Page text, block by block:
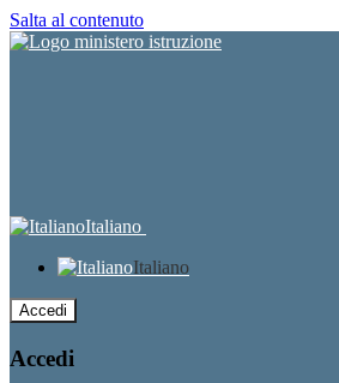
Salta al contenuto
Italiano
Italiano
Accedi
Accedi